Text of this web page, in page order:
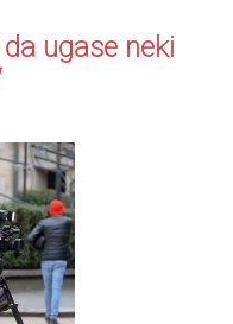
ugase neki